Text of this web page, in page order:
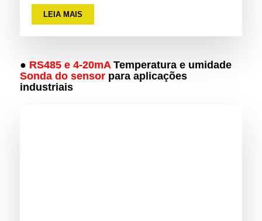
LEIA MAIS
● RS485 e 4-20mA Temperatura e umidade
Sonda do sensor para aplicações
industriais